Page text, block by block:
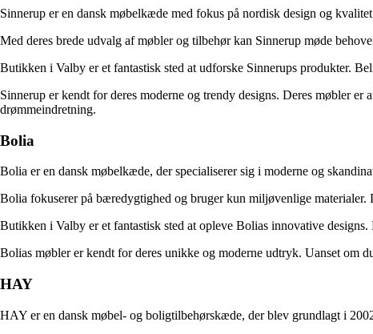
Sinnerup er en dansk møbelkæde med fokus på nordisk design og
Med deres brede udvalg af møbler og tilbehør kan Sinnerup møde
Butikken i Valby er et fantastisk sted at udforske Sinnerups produkter.
Sinnerup er kendt for deres moderne og trendy designs. Deres møbler
drømmeindretning.
Bolia
Bolia er en dansk møbelkæde, der specialiserer sig i moderne og
Bolia fokuserer på bæredygtighed og bruger kun miljøvenlige materialer.
Butikken i Valby er et fantastisk sted at opleve Bolias innovative
Bolias møbler er kendt for deres unikke og moderne udtryk. Uanset om
HAY
HAY er en dansk møbel- og boligtilbehørskæde, der blev grundlagt i